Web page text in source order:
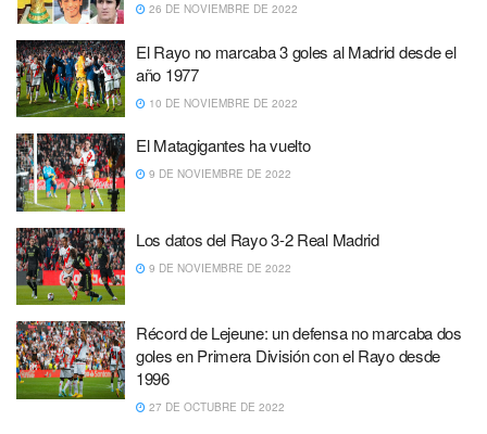
26 DE NOVIEMBRE DE 2022
El Rayo no marcaba 3 goles al Madrid desde el
año 1977
10 DE NOVIEMBRE DE 2022
El Matagigantes ha vuelto
9 DE NOVIEMBRE DE 2022
Los datos del Rayo 3-2 Real Madrid
9 DE NOVIEMBRE DE 2022
Récord de Lejeune: un defensa no marcaba dos
goles en Primera División con el Rayo desde
1996
27 DE OCTUBRE DE 2022